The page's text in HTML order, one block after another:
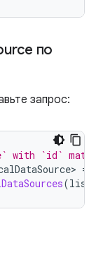
по
запрос:
with `id`
=
(